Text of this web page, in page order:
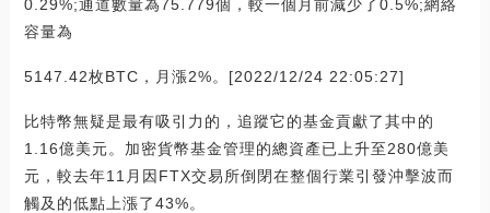
0.29%;通道數量為75.779個，較一個月前減少了0.5%;網絡
容量為
5147.42枚BTC，月漲2%。[2022/12/24 22:05:27]
比特幣無疑是最有吸引力的，追蹤它的基金貢獻了其中的
1.16億美元。加密貨幣基金管理的總資產已上升至280億美
元，較去年11月因FTX交易所倒閉在整個行業引發沖擊波而
觸及的低點上漲了43%。